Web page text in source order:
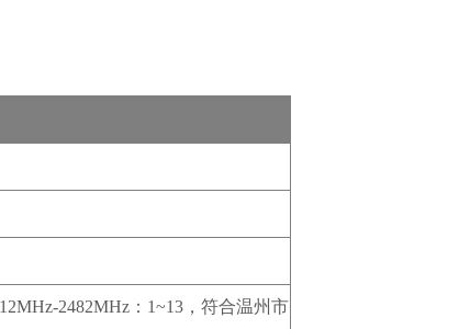
2482MHz：1~13，符合温州市